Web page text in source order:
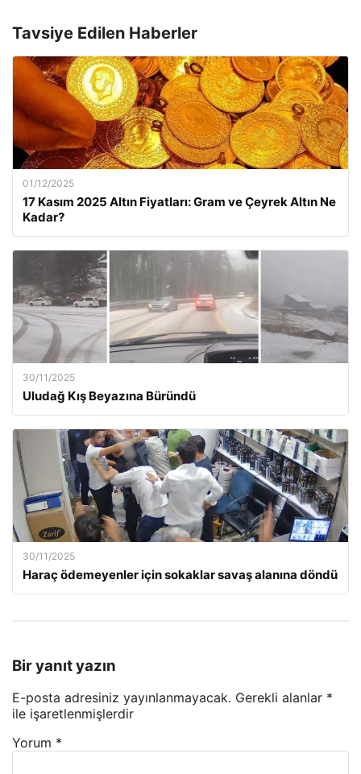
Tavsiye Edilen Haberler
01/12/2025
17 Kasım 2025 Altın Fiyatları: Gram ve Çeyrek Altın Ne
Kadar?
30/11/2025
Uludağ Kış Beyazına Büründü
30/11/2025
Haraç ödemeyenler için sokaklar savaş alanına döndü
Bir yanıt yazın
E-posta adresiniz yayınlanmayacak. Gerekli alanlar *
ile işaretlenmişlerdir
Yorum *